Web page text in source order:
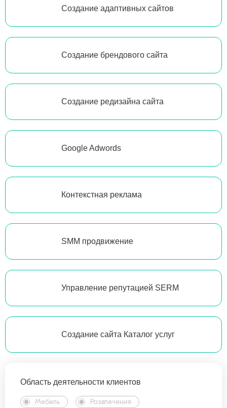
Создание адаптивных сайтов
Создание брендового сайта
Создание редизайна сайта
Google Adwords
Контекстная реклама
SMM продвижение
Управление репутацией SERM
Создание сайта Каталог услуг
Область деятельности клиентов
Мебель Развлечения